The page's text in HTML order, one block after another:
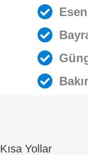
Kısa Yollar